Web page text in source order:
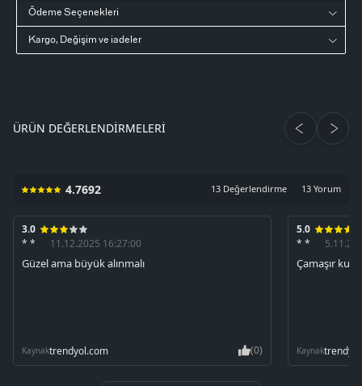
Ödeme Seçenekleri
Kargo, Değişim ve iadeler
ÜRÜN DEĞERLENDIRMELERI
4.7692 13 Değerlendirme 13 Yorum
3.0
* *
11.12.2025 16:27:00
Güzel ama büyük alınmalı
Kaynaktrendyol.com (0)
5.0
* *
Çamaşır
Kaynak